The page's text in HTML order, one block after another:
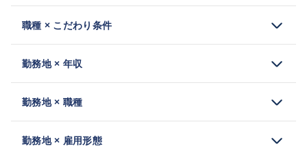
職種 × こだわり条件
勤務地 × 年収
勤務地 × 職種
勤務地 × 雇用形態